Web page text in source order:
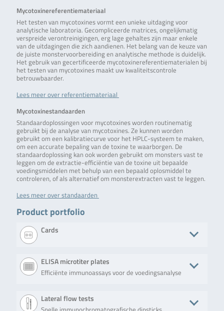
Mycotoxinereferentiemateriaal
Het testen van mycotoxines vormt een unieke uitdaging voor
analytische laboratoria. Gecompliceerde matrices, ongelijkmatig
verspreide verontreinigingen, erg lage gehaltes zijn maar enkele
van de uitdagingen die zich aandienen. Het belang van de keuze van
de juiste monstervoorbereiding en analytische methode is duidelijk.
Het gebruik van gecertificeerde mycotoxinereferentiematerialen bij
het testen van mycotoxines maakt uw kwaliteitscontrole
betrouwbaarder.
Lees meer over referentiemateriaal
Mycotoxinestandaarden
Standaardoplossingen voor mycotoxines worden routinematig
gebruikt bij de analyse van mycotoxines. Ze kunnen worden
gebruikt om een kalibratiecurve voor het HPLC-systeem te maken,
om een accurate bepaling van de toxine te waarborgen. De
standaardoplossing kan ook worden gebruikt om monsters vast te
leggen om de extractie-efficiëntie van de toxine uit bepaalde
voedingsmiddelen met behulp van een bepaald oplosmiddel te
controleren, of als alternatief om monsterextracten vast te leggen.
Lees meer over standaarden
Product portfolio
Cards
Product Beschrijving No. of tests/amount
AFLACARD
A qualitative
detection of
different
10 cards containing
RBRP38
ELISA microtiter plates
Efficiënte immunoassays voor de voedingsanalyse
Product Beschrijving
Lateral flow tests